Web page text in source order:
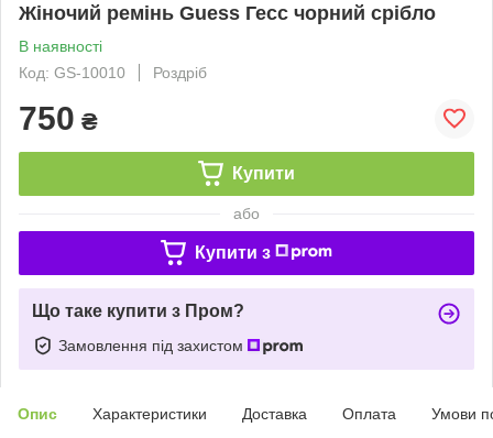
Жіночий ремінь Guess Гесс чорний срібло
В наявності
Код: GS-10010
Роздріб
750 ₴
Купити
або
Купити з
Що таке купити з Пром?
Замовлення під захистом
Опис Характеристики Доставка Оплата Умови